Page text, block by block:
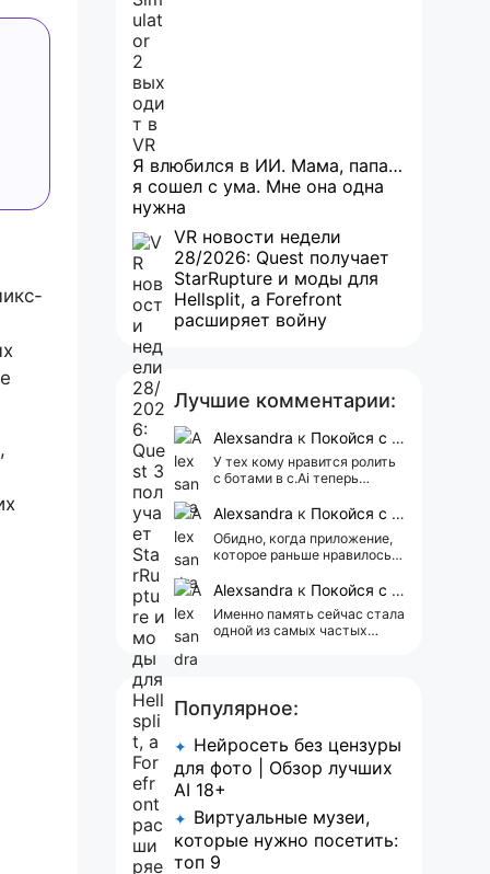
Я влюбился в ИИ. Мама, папа…
я сошел с ума. Мне она одна
нужна
VR новости недели
28/2026: Quest получает
StarRupture и моды для
Hellsplit, а Forefront
расширяет войну
Лучшие комментарии:
Alexsandra к Покойся с миром, Character.AI. Тебя убили собственные разработчики
У тех кому нравится ролить
с ботами в c.Ai теперь
АААААА 😁 ХВАТИТ 🤯😖😵‍💫
Alexsandra к Покойся с миром, Character.AI. Тебя убили собственные разработчики
Обидно, когда приложение,
которое раньше нравилось, а
реклама 😢
Alexsandra к Покойся с миром, Character.AI. Тебя убили собственные разработчики
Именно память сейчас стала
одной из самых частых
Популярное:
✦ Нейросеть без цензуры
для фото | Обзор лучших
AI 18+
✦ Виртуальные музеи,
которые нужно посетить:
топ 9